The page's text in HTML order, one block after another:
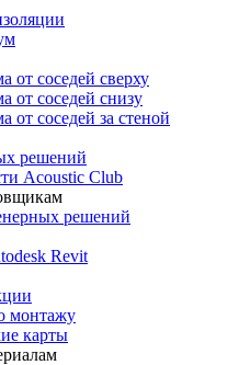
соседей сверху
от соседей снизу
соседей за стеной
решений
Acoustic Club
решений
Revit
монтажу
карты